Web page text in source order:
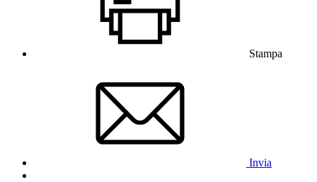
Stampa
Invia